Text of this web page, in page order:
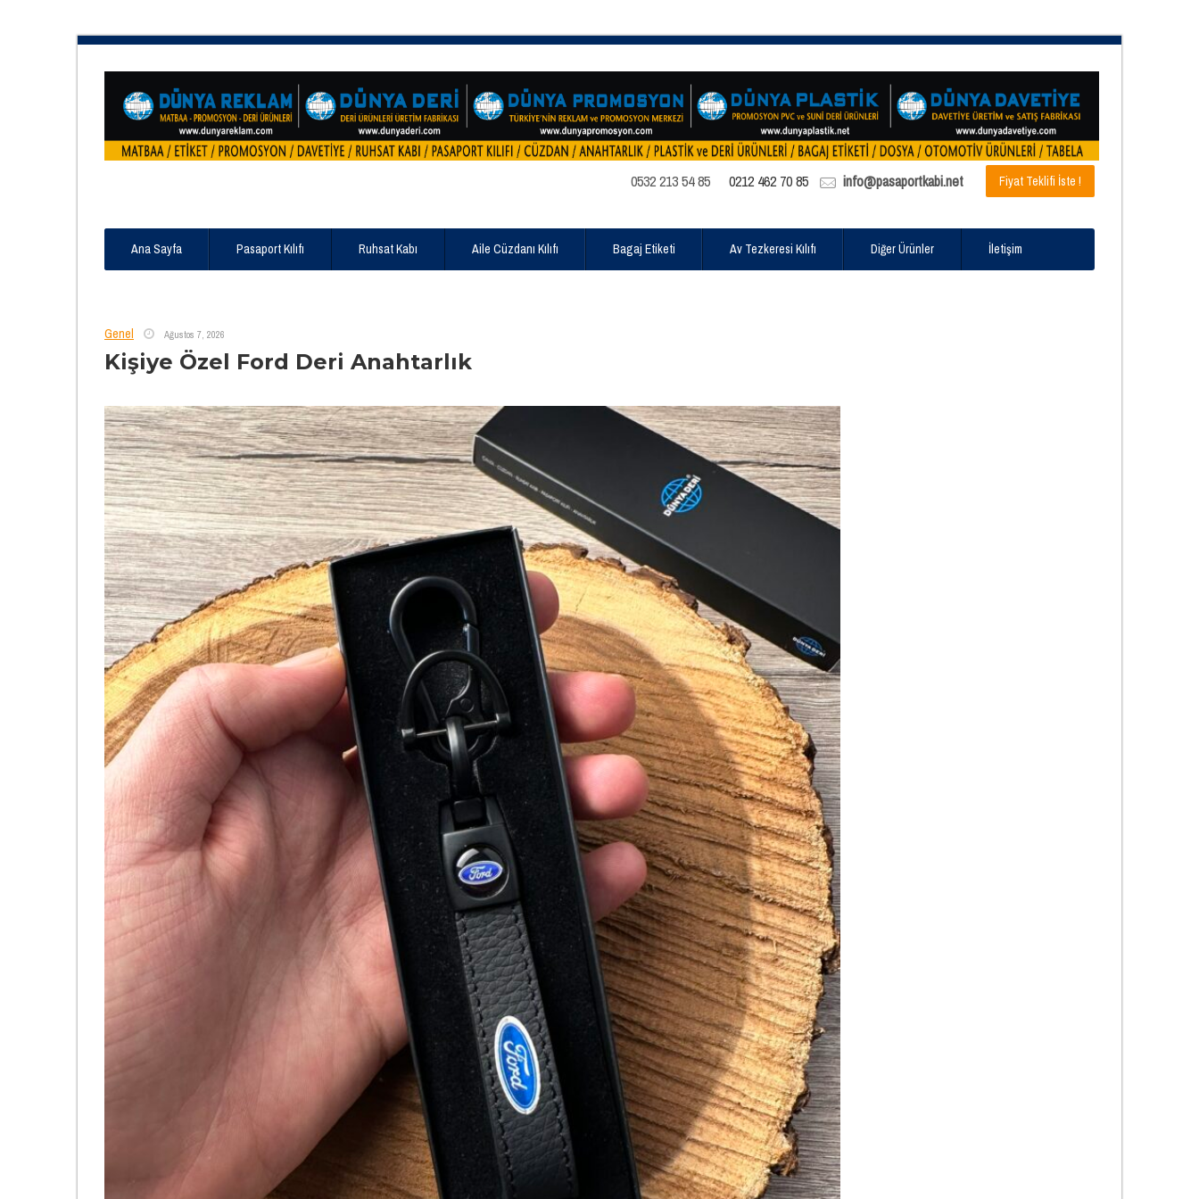
0532 213 54 85 0212 462 70 85 info@pasaportkabi.net Fiyat Teklifi İste !
Ana Sayfa Pasaport Kılıfı Ruhsat Kabı Aile Cüzdanı Kılıfı Bagaj Etiketi Av Tezkeresi Kılıfı Diğer Ürünler İletişim
Genel Ağustos 7, 2026
Kişiye Özel Ford Deri Anahtarlık